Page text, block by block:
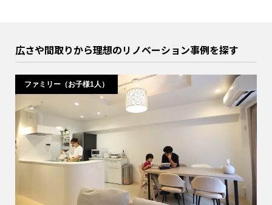
広さや間取りから理想のリノベーション事例を探す
ファミリー（お子様1人）